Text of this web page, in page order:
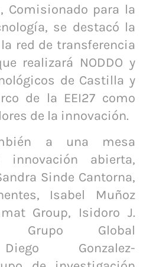
Comisionado para la
se destacó la
red de transferencia
realizará NODDO y
de Castilla y
de la EEI27 como
de la innovación.
a una mesa
innovación abierta,
Sinde Cantorna,
Isabel Muñoz
Group, Isidoro J.
Global
Gonzalez-